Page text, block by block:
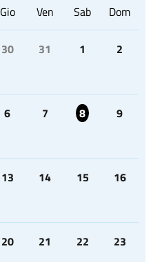
Gio Ven Sab Dom
30 31 1 2
6 7 8 9
13 14 15 16
20 21 22 23